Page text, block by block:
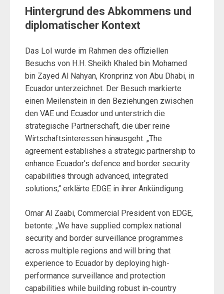
Hintergrund des Abkommens und
diplomatischer Kontext
Das LoI wurde im Rahmen des offiziellen
Besuchs von H.H. Sheikh Khaled bin Mohamed
bin Zayed Al Nahyan, Kronprinz von Abu Dhabi, in
Ecuador unterzeichnet. Der Besuch markierte
einen Meilenstein in den Beziehungen zwischen
den VAE und Ecuador und unterstrich die
strategische Partnerschaft, die über reine
Wirtschaftsinteressen hinausgeht. „The
agreement establishes a strategic partnership to
enhance Ecuador’s defence and border security
capabilities through advanced, integrated
solutions,“ erklärte EDGE in ihrer Ankündigung.
Omar Al Zaabi, Commercial President von EDGE,
betonte: „We have supplied complex national
security and border surveillance programmes
across multiple regions and will bring that
experience to Ecuador by deploying high-
performance surveillance and protection
capabilities while building robust in-country